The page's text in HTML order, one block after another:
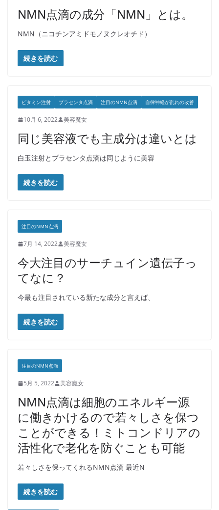
NMN点滴の成分「NMN」とは。
NMN（ニコチンアミドモノヌクレオチド）
続きを読む
ビタミン注射 プラセンタ点滴 注目のNMN点滴 自律神経が乱れの改善
10月 6, 2022 美容魔女
同じ美容液でも主成分は違いとは
白玉注射とプラセンタ点滴は同じように美容
続きを読む
注目のNMN点滴
7月 14, 2022 美容魔女
今大注目のサーチュイン遺伝子っ
てなに？
今最も注目されている新たな成分と言えば、
続きを読む
注目のNMN点滴
5月 5, 2022 美容魔女
NMN点滴は細胞のエネルギー源
に働きかけるので若々しさを保つ
ことができる！ミトコンドリアの
活性化で老化を防ぐことも可能
若々しさを保ってくれるNMN点滴 最近N
続きを読む